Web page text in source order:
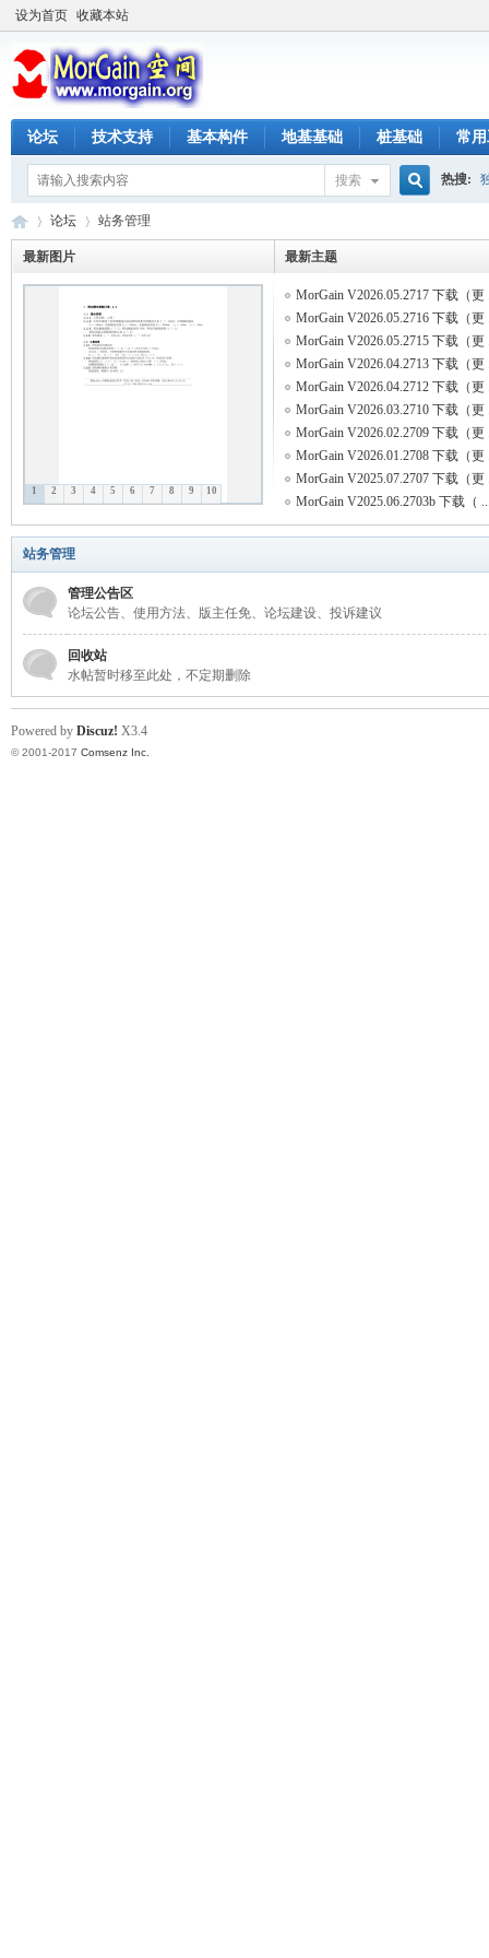
设为首页 收藏本站
论坛 技术支持 基本构件 地基基础 桩基础 常
搜索 热搜:
or
Ga
论坛 站务管理
最新图片
1 2 3 4 5 6 7 8 9 10
最新主题
MorGain V2026.05.2717 下载（更
MorGain V2026.05.2716 下载（更
MorGain V2026.05.2715 下载（更
MorGain V2026.04.2713 下载（更
MorGain V2026.04.2712 下载（更
MorGain V2026.03.2710 下载（更
MorGain V2026.02.2709 下载（更
MorGain V2026.01.2708 下载（更
MorGain V2025.07.2707 下载（更
MorGain V2025.06.2703b 下载（
站务管理
管理公告区
论坛公告、使用方法、版主任免、论坛建设、投诉建议
回收站
水帖暂时移至此处，不定期删除
Powered by Discuz! X3.4
© 2001-2017 Comsenz Inc.